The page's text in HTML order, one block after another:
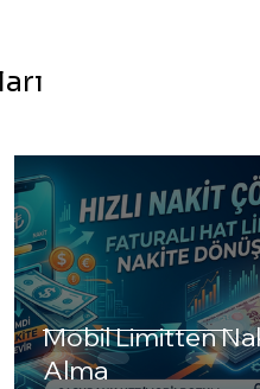
Mobil Limitten
Alma